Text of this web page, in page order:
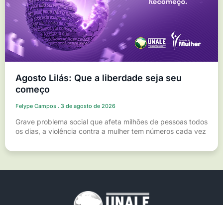
Agosto Lilás: Que a liberdade seja seu
começo
Felype Campos 3 de agosto de 2026
Grave problema social que afeta milhões de pessoas todos
os dias, a violência contra a mulher tem números cada vez